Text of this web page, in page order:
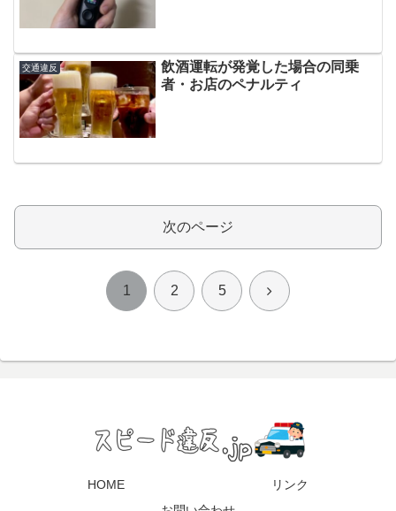
交通違反
飲酒運転が発覚した場合の同乗
者・お店のペナルティ
次のページ
1 2 5 次
HOME
リンク